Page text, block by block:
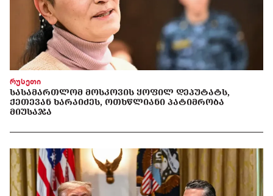
რუსეთი
ᲡᲐᲡᲐᲛᲐᲠᲗᲚᲝᲛ ᲛᲝᲡᲙᲝᲕᲘᲡ ᲧᲝᲤᲘᲚ ᲓᲔᲞᲣᲢᲐᲢᲡ,
ᲥᲔᲗᲔᲕᲐᲜ ᲮᲐᲠᲐᲘᲫᲔᲡ, ᲝᲗᲮᲬᲚᲘᲐᲜᲘ ᲞᲐᲢᲘᲛᲠᲝᲑᲐ
ᲛᲘᲣᲡᲐᲯᲐ